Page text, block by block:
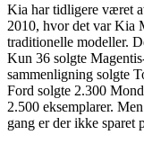
Kia har tidligere været
2010, hvor det var Kia
traditionelle modeller.
Kun 36 solgte
sammenligning solgte
Ford solgte 2.300
2.500 eksemplarer.
gang er der ikke sparet